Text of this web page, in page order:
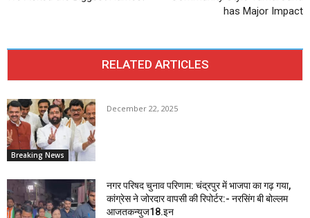
has Major Impact
RELATED ARTICLES
Breaking News
December 22, 2025
नगर परिषद चुनाव परिणाम: चंद्रपुर में भाजपा का गढ़ गया,
कांग्रेस ने जोरदार वापसी की रिपोर्टर:- नरसिंग बी बोल्लम
आजतकन्युज18.इन